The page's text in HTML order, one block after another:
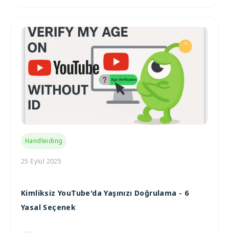
Handleiding
25 Eylül 2025
Kimliksiz YouTube'da Yaşınızı Doğrulama - 6
Yasal Seçenek